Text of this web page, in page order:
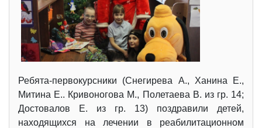
Ребята-первокурсники (Снегирева А., Ханина Е.,
Митина Е.. Кривоногова М., Полетаева В. из гр. 14;
Достовалов Е. из гр. 13) поздравили детей,
находящихся на лечении в реабилитационном